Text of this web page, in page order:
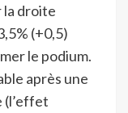
la droite
(+0,5)
le podium.
après une
(l’effet